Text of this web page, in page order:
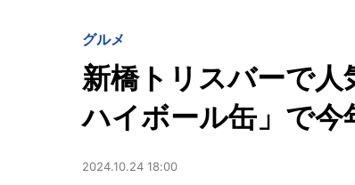
グルメ
新橋トリスバーで
ハイボール缶」で今
2024.10.24 18:00